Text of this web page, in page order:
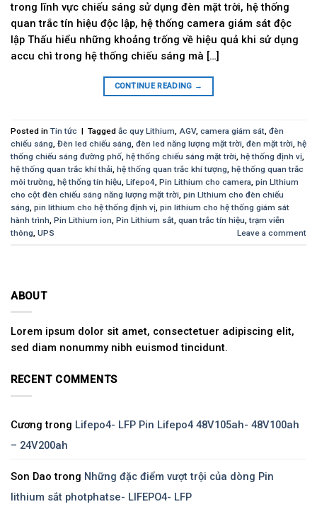
trong lĩnh vực chiếu sáng sử dụng đèn mặt trời, hệ thống
quan trắc tín hiệu độc lập, hệ thống camera giám sát độc
lập Thấu hiểu những khoảng trống về hiệu quả khi sử dụng
accu chì trong hệ thống chiếu sáng mà […]
CONTINUE READING →
Posted in Tin tức | Tagged ắc quy Lithium AGV, camera giám sát đèn
chiếu sáng Đèn led chiếu sáng đèn led năng lượng mặt trời đèn mặt trời hệ
thống chiếu sáng đường phố hệ thống chiếu sáng mặt trời hệ thống định vị
hệ thống quan trắc khí thải hệ thống quan trắc khí tượng hệ thống quan trắc
môi trường hệ thống tín hiệu Lifepo4 Pin Lithium cho camera pin LIthium
cho cột đèn chiếu sáng năng lượng mặt trời pin LIthium cho đèn chiếu
sáng pin lithium cho hệ thống định vị pin lithium cho hệ thống giám sát
hành trình Pin Lithium ion Pin Lithium sắt quan trắc tín hiệu ,trạm viễn
thông UPS Leave a comment
ABOUT
Lorem ipsum dolor sit amet, consectetuer adipiscing elit,
sed diam nonummy nibh euismod tincidunt.
RECENT COMMENTS
Cương trong Lifepo4- LFP Pin Lifepo4 48V105ah- 48V100ah
– 24V200ah
Son Dao trong Những đặc điểm vượt trội của dòng Pin
lithium sắt photphatse- LIFEPO4- LFP